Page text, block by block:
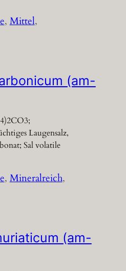
, Mittel
(am-
Laugensalz,
Sal volatile
, Mineralreich
(am-